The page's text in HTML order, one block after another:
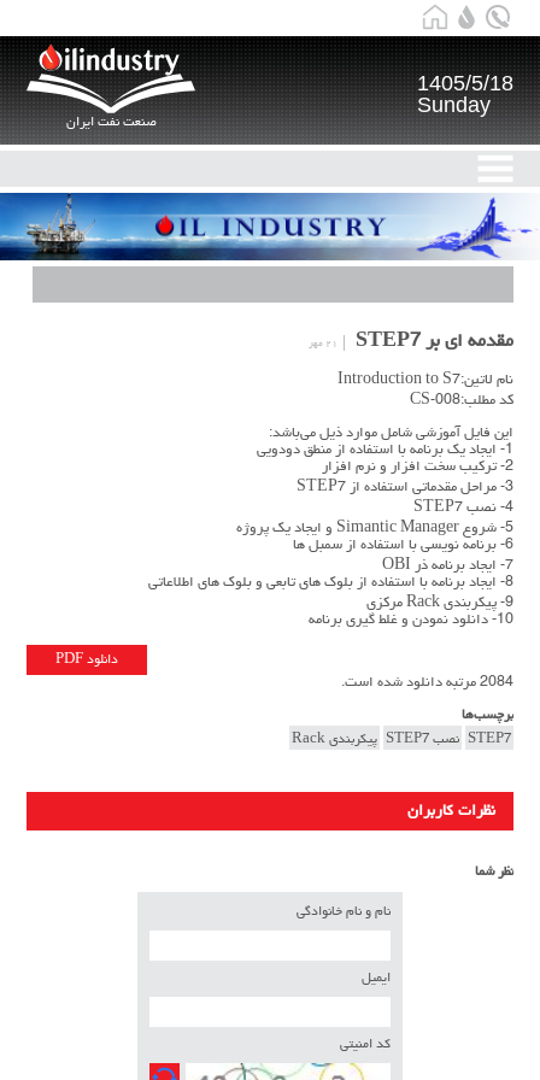
صنعت نفت ایران
1405/5/18
Sunday
مقدمه ای بر STEP7 ۲۱ مهر
نام لاتین:Introduction to S7
کد مطلب:CS-008
این فایل آموزشی شامل موارد ذیل می‌باشد:
1- ایجاد یک برنامه با استفاده از منطق دودویی
2- ترکیب سخت افزار و نرم افزار
3- مراحل مقدماتی استفاده از STEP7
4- نصب STEP7
5- شروع Simantic Manager و ایجاد یک پروژه
6- برنامه نویسی با استفاده از سمبل ها
7- ایجاد برنامه ذر OBI
8- ایجاد برنامه با استفاده از بلوک های تابعی و بلوک های اطلاعاتی
9- پیکربندی Rack مرکزی
10- دانلود نمودن و غلط گیری برنامه
دانلود PDF
2084 مرتبه دانلود شده است.
برچسب‌ها
STEP7
نصب STEP7 پیکربندی Rack
نظرات کاربران
نظر شما
نام و نام خانوادگی
ایمیل
کد امنیتی